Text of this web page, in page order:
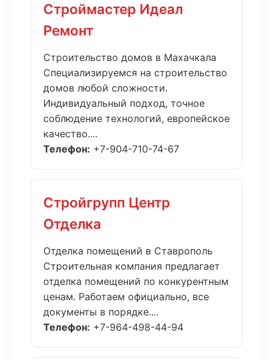
Строймастер Идеал
Ремонт
Строительство домов в Махачкала
Специализируемся на строительство
домов любой сложности.
Индивидуальный подход, точное
соблюдение технологий, европейское
качество....
Телефон: +7-904-710-74-67
Стройгрупп Центр
Отделка
Отделка помещений в Ставрополь
Строительная компания предлагает
отделка помещений по конкурентным
ценам. Работаем официально, все
документы в порядке....
Телефон: +7-964-498-44-94